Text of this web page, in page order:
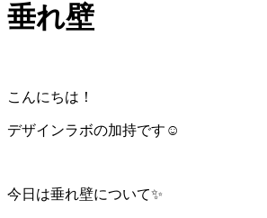
垂れ壁
こんにちは！
デザインラボの加持です☺️
今日は垂れ壁について✨